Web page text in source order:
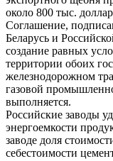
около 800 тыс.
Соглашение,
Беларусь и
создание равных
территории обоих
железнодорожном
газовой
выполняется.
Российские заводы
энергоемкости
заводе доля
себестоимости